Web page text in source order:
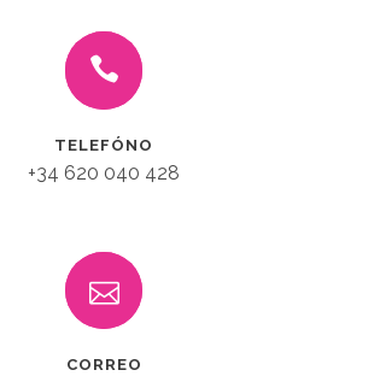
TELEFÓNO
+34 620 040 428
CORREO